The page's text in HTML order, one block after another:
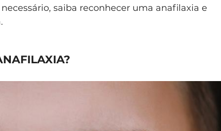
saiba reconhecer uma anafilaxia e